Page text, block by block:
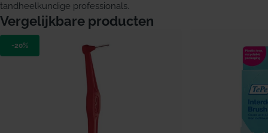
tandheelkundige professionals.
Vergelijkbare producten
-20%